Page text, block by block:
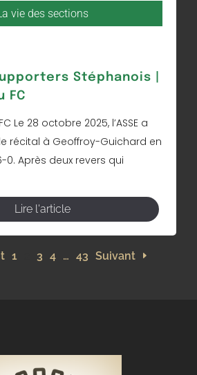
vie des sections
Stéphanois |
FC
Le 28 octobre 2025, l’ASSE a
récital à Geoffroy-Guichard en
0. Après deux revers qui
Lire l'article
1 3 4 … 43 Suivant